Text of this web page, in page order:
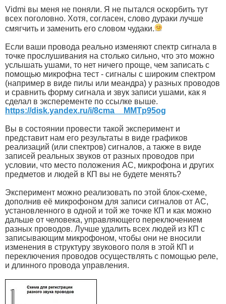
Vidmi вы меня не поняли. Я не пытался оскорбить тут
всех поголовно. Хотя, согласен, слово дураки лучше
смягчить и заменить его словом чудаки.
Если ваши провода реально изменяют спектр сигнала в
точке прослушивания на столько сильно, что это можно
услышать ушами, то нет ничего проще, чем записать с
помощью микрофна тест - сигналы с широким спектром
(например в виде пилы или меандра) у разных проводов
и сравнить форму сигнала и звук записи ушами, как я
сделал в эксперементе по ссылке выше.
https://disk.yandex.ru/i/8cma__MMTp95og
Вы в состоянии провести такой эксперимент и
представит нам его результаты в виде графиков
реализаций (или спектров) сигналов, а также в виде
записей реальных звуков от разных проводов при
условии, что место положения АС, микрофона и других
предметов и людей в КП вы не будете менять?
Эксперимент можно реализовать по этой блок-схеме,
дополнив её микрофоном для записи сигналов от АС,
установленного в одной и той же точке КП и как можно
дальше от человека, управляющего переключением
разных проводов. Лучше удалить всех людей из КП с
записывающим микрофоном, чтобы они не вносили
изменения в структуру звукового поля в этой КП и
переключения проводов осуществлять с помощью реле,
и длинного провода управления.